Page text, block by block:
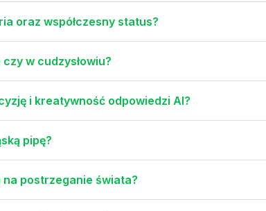
oraz współczesny status?
w cudzysłowiu?
i kreatywność odpowiedzi AI?
pipę?
na postrzeganie świata?